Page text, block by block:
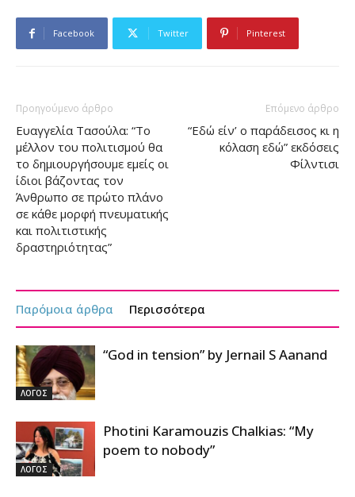
Facebook Twitter Pinterest
Προηγούμενο άρθρο
Ευαγγελία Τασούλα: “Το
μέλλον του πολιτισμού θα
το δημιουργήσουμε εμείς οι
ίδιοι βάζοντας τον
Άνθρωπο σε πρώτο πλάνο
σε κάθε μορφή πνευματικής
και πολιτιστικής
δραστηριότητας”
Επόμενο άρθρο
“Εδώ είν’ ο παράδεισος κι η
κόλαση εδώ” εκδόσεις
Φίλντισι
Παρόμοια άρθρα Περισσότερα
ΛΟΓΟΣ
“God in tension” by Jernail S Aanand
ΛΟΓΟΣ
Photini Karamouzis Chalkias: “My
poem to nobody”